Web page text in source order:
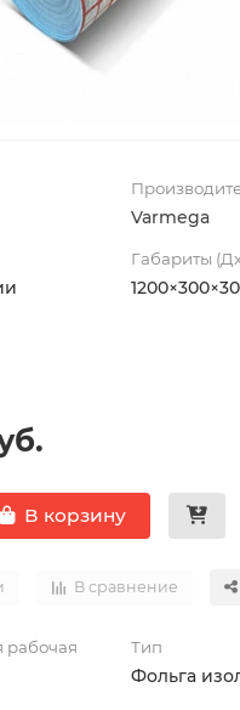
Varmega
Габариты
В корзину
В сравнение
рабочая
Тип
Фольга